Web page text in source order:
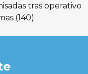
tras operativo
(140)